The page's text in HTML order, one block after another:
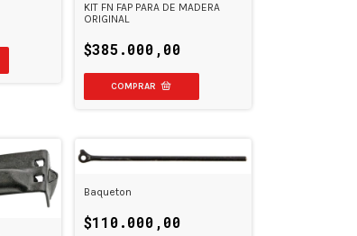
KIT FN FAP PARA DE MADERA
ORIGINAL
$385.000,00
Baqueton
$110.000,00